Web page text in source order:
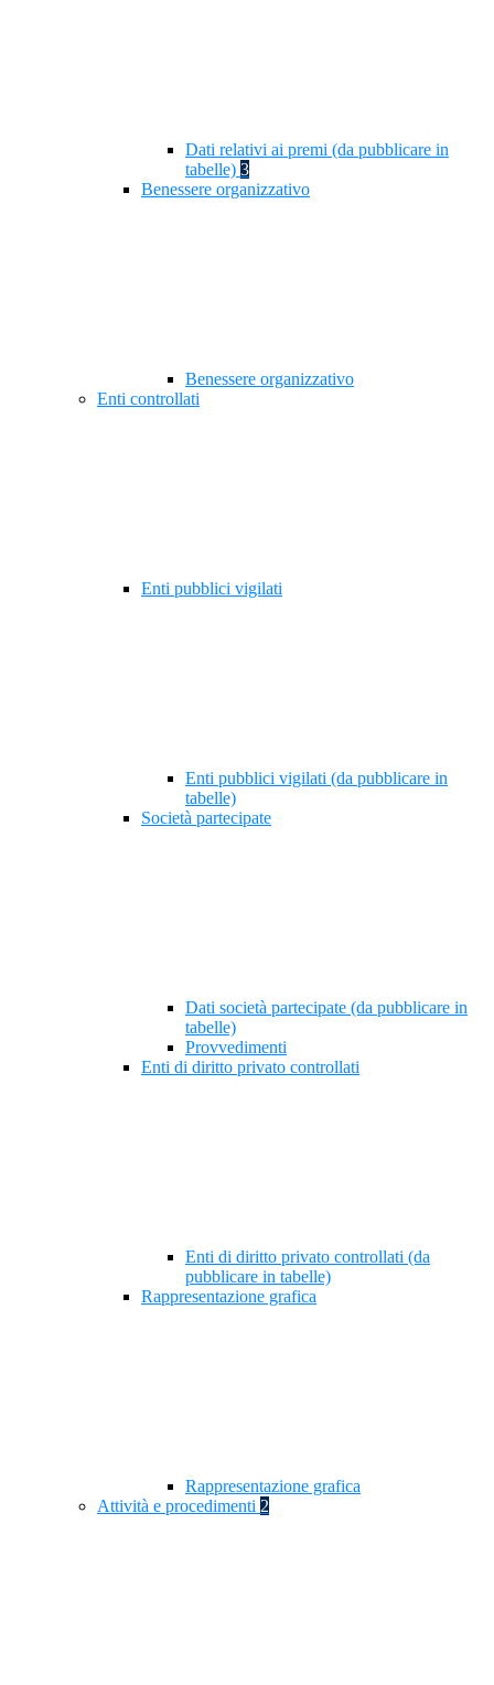
Dati relativi ai premi (da pubblicare in
tabelle) 3
Benessere organizzativo
Benessere organizzativo
Enti controllati
Enti pubblici vigilati
Enti pubblici vigilati (da pubblicare in
tabelle)
Società partecipate
Dati società partecipate (da pubblicare in
tabelle)
Provvedimenti
Enti di diritto privato controllati
Enti di diritto privato controllati (da
pubblicare in tabelle)
Rappresentazione grafica
Rappresentazione grafica
Attività e procedimenti 2